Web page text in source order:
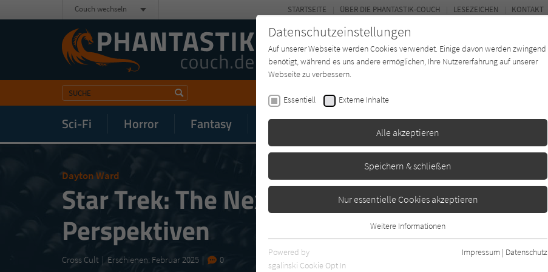
Sci-Fi Horror Fantasy Mystery Buchtyp Autor*in Magazin
STARTSEITE ÜBER DIE PHANTASTIK-COUCH LESEZEICHEN KONTAKT
Couch wechseln
Dayton Ward
Star Trek: The Next Generation -
Perspektiven
Cross Cult Erschienen: Februar 2025 0
Datenschutzeinstellungen
Auf unserer Webseite werden Cookies verwendet. Einige davon werden zwingend
benötigt, während es uns andere ermöglichen, Ihre Nutzererfahrung auf unserer
Webseite zu verbessern.
Essentiell Externe Inhalte
Alle akzeptieren
Speichern & schließen
Nur essentielle Cookies akzeptieren
Essentielle Cookies werden für grundlegende Funktionen der Webseite
benötigt. Dadurch ist gewährleistet, dass die Webseite einwandfrei
Weitere Informationen
Powered by
sgalinski Cookie Opt In
Impressum | Datenschutz